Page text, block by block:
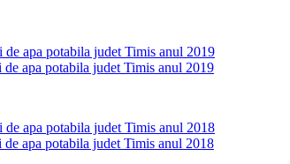
apa potabila judet Timis anul 2019
apa potabila judet Timis anul 2019
apa potabila judet Timis anul 2018
apa potabila judet Timis anul 2018